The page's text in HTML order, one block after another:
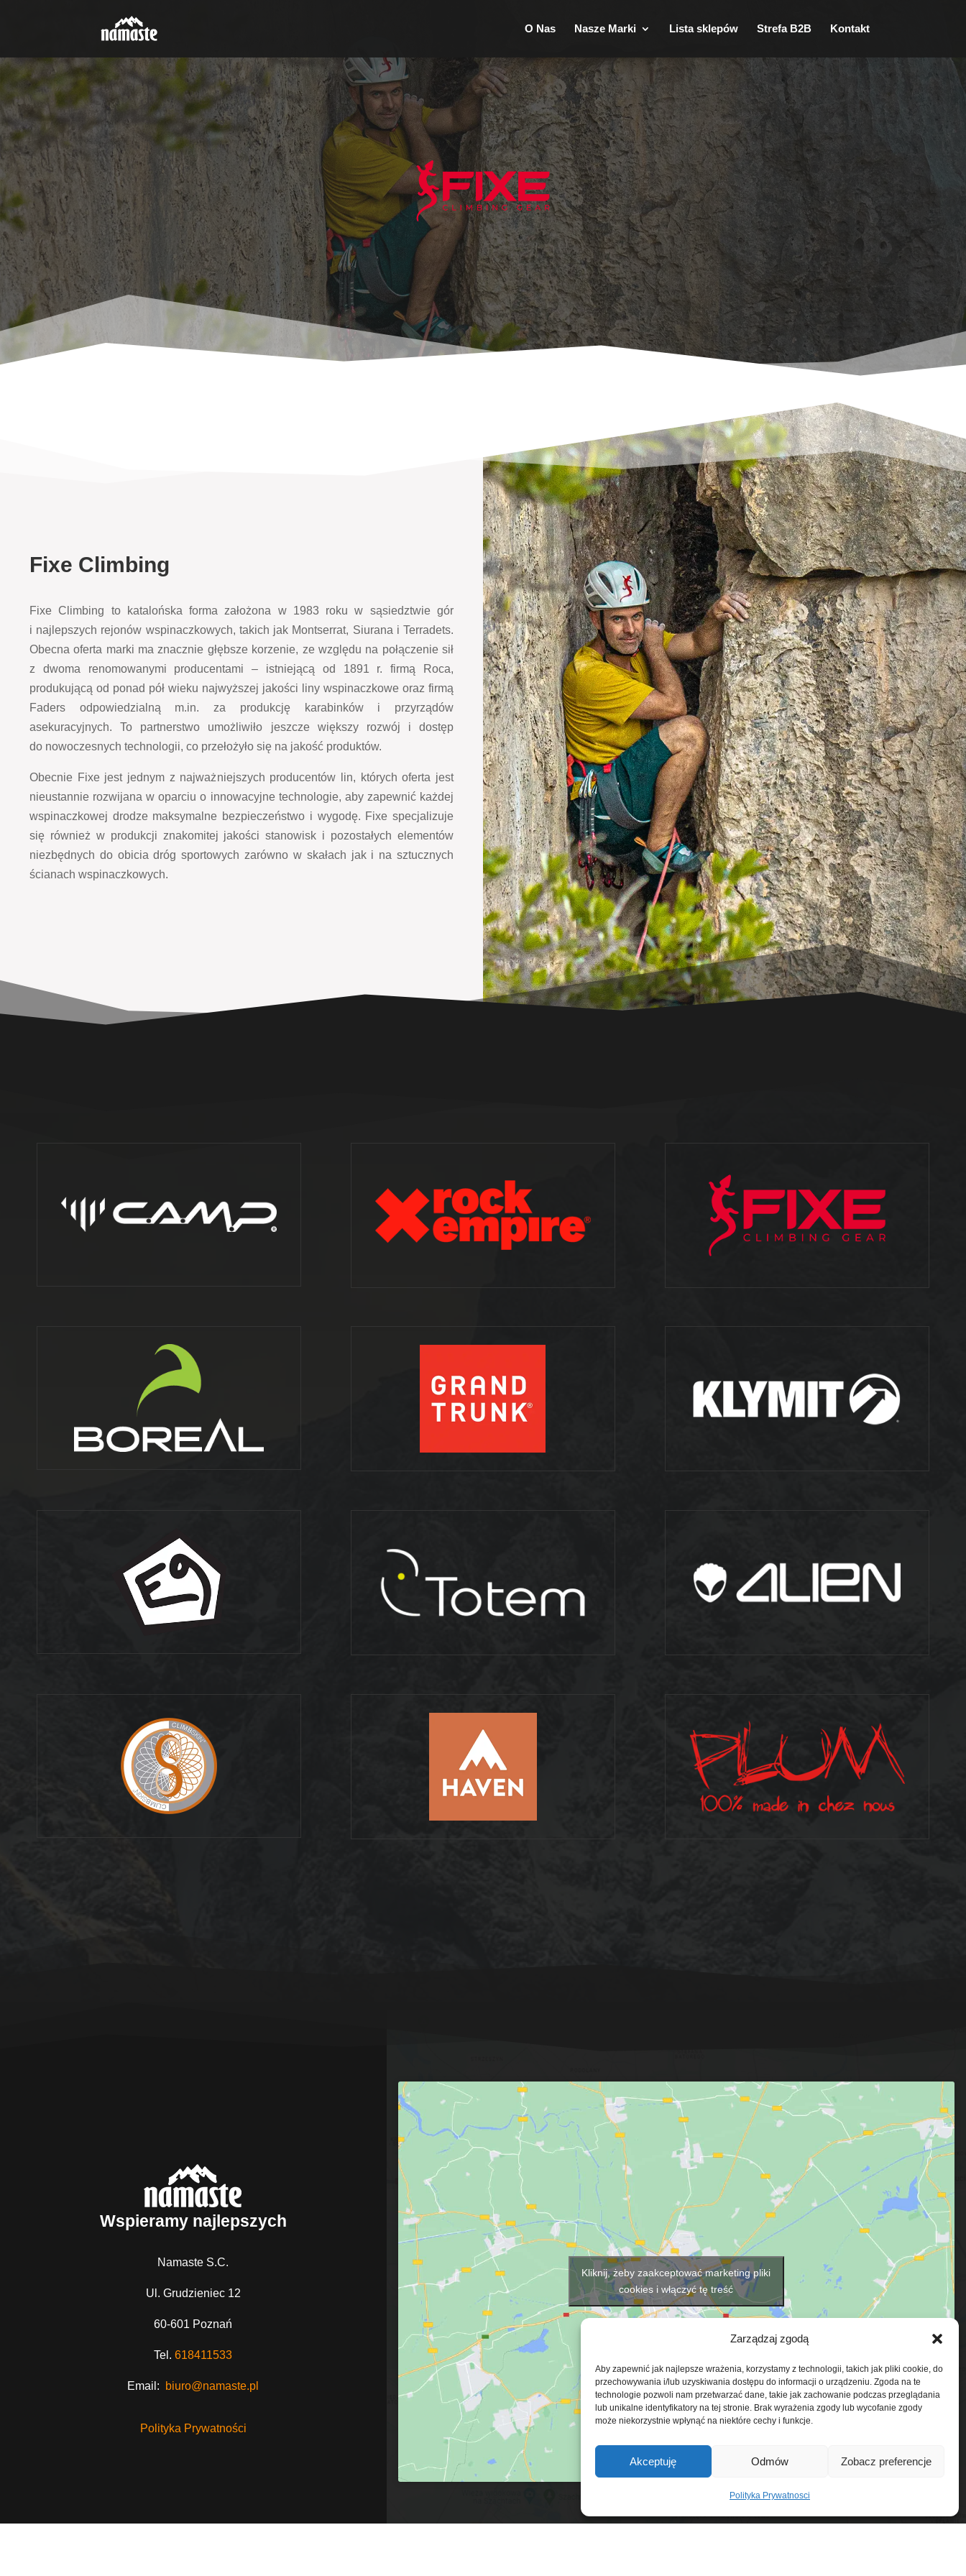
Zarządzaj zgodą
Aby zapewnić jak najlepsze wrażenia, korzystamy z technologii, takich jak pliki cookie, do
przechowywania i/lub uzyskiwania dostępu do informacji o urządzeniu. Zgoda na te
technologie pozwoli nam przetwarzać dane, takie jak zachowanie podczas przeglądania
lub unikalne identyfikatory na tej stronie. Brak wyrażenia zgody lub wycofanie zgody
może niekorzystnie wpłynąć na niektóre cechy i funkcje.
Akceptuję Odmów Zobacz preferencje
Polityka Prywatnosci
O Nas Nasze Marki Lista sklepów Strefa B2B Kontakt
Fixe Climbing
Fixe Climbing to katalońska forma założona w 1983 roku w sąsiedztwie gór
i najlepszych rejonów wspinaczkowych, takich jak Montserrat, Siurana i Terradets.
Obecna oferta marki ma znacznie głębsze korzenie, ze względu na połączenie sił
z dwoma renomowanymi producentami – istniejącą od 1891 r. firmą Roca,
produkującą od ponad pół wieku najwyższej jakości liny wspinaczkowe oraz firmą
Faders odpowiedzialną m.in. za produkcję karabinków i przyrządów
asekuracyjnych. To partnerstwo umożliwiło jeszcze większy rozwój i dostęp
do nowoczesnych technologii, co przełożyło się na jakość produktów.
Obecnie Fixe jest jednym z najważniejszych producentów lin, których oferta jest
nieustannie rozwijana w oparciu o innowacyjne technologie, aby zapewnić każdej
wspinaczkowej drodze maksymalne bezpieczeństwo i wygodę. Fixe specjalizuje
się również w produkcji znakomitej jakości stanowisk i pozostałych elementów
niezbędnych do obicia dróg sportowych zarówno w skałach jak i na sztucznych
ścianach wspinaczkowych.
Wspieramy najlepszych
Namaste S.C.
Ul. Grudzieniec 12
60-601 Poznań
Tel.618411533
Email: biuro@namaste.pl
Polityka Prywatności
Kliknij, żeby zaakceptować marketing pliki
cookies i włączyć tę treść